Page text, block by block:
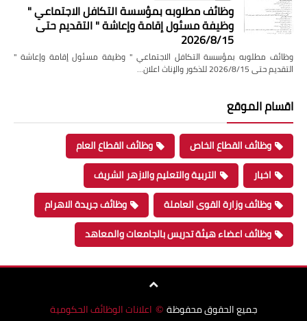
وظائف مطلوبه بمؤسسة التكافل الاجتماعي "
وظيفة مسئول إقامة وإعاشة " التقديم حتى
2026/8/15
وظائف مطلوبه بمؤسسة التكافل الاجتماعي " وظيفة مسئول إقامة وإعاشة "
التقديم حتى 2026/8/15 للذكور والإناث اعلان…
اقسام الموقع
وظائف القطاع الخاص
وظائف القطاع العام
اخبار
التربية والتعليم والازهر الشريف
وظائف وزارة القوى العاملة
وظائف جريدة الاهرام
وظائف اعضاء هيئة تدريس بالجامعات والمعاهد
جميع الحقوق محفوظة © اعلانات الوظائف الحكومية